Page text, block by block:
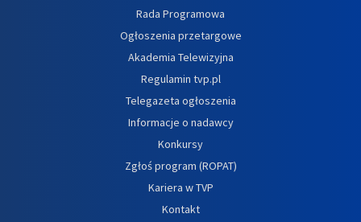
Rada Programowa
Ogłoszenia przetargowe
Akademia Telewizyjna
Regulamin tvp.pl
Telegazeta ogłoszenia
Informacje o nadawcy
Konkursy
Zgłoś program (ROPAT)
Kariera w TVP
Kontakt